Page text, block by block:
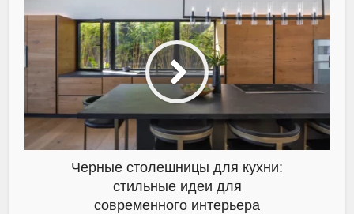
Черные столешницы для кухни:
стильные идеи для
современного интерьера